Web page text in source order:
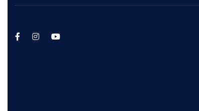
facebookinstagramyoutube